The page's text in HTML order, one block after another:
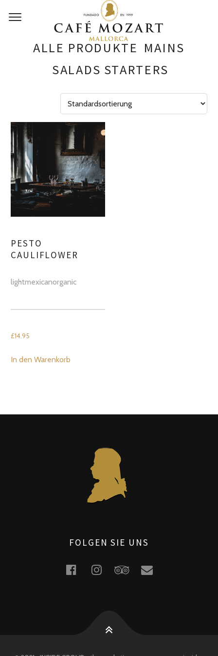
ALLE PRODUKTE MAINS
SALADS STARTERS
PESTO
CAULIFLOWER
lightmexicanorganic
£14.95
In den Warenkorb
FOLGEN SIE UNS
facebookinstagramtripadvisor
email